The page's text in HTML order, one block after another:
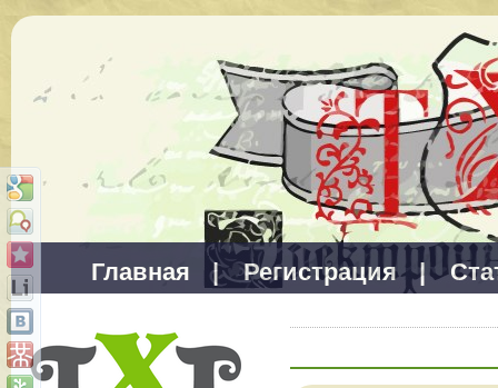
Главная | Регистрация |